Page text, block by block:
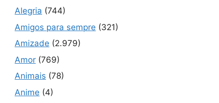
Alegria (744)
Amigos para sempre (321)
Amizade (2.979)
Amor (769)
Animais (78)
Anime (4)